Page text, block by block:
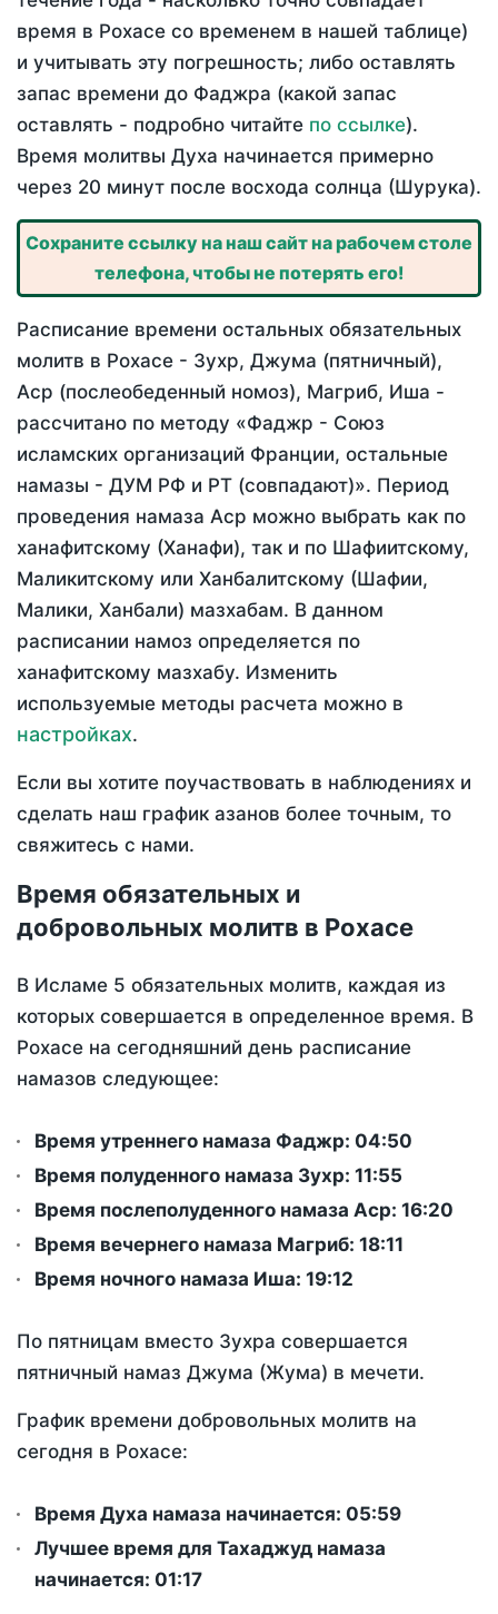
время в Рохасе со временем в нашей таблице)
и учитывать эту погрешность; либо оставлять
запас времени до Фаджра (какой запас
оставлять - подробно читайте по ссылке).
Время молитвы Духа начинается примерно
через 20 минут после восхода солнца (Шурука).
Сохраните ссылку на наш сайт на рабочем столе
телефона, чтобы не потерять его!
Расписание времени остальных обязательных
молитв в Рохасе - Зухр, Джума (пятничный),
Аср (послеобеденный номоз), Магриб, Иша -
рассчитано по методу «Фаджр - Союз
исламских организаций Франции, остальные
намазы - ДУМ РФ и РТ (совпадают)». Период
проведения намаза Аср можно выбрать как по
ханафитскому (Ханафи), так и по Шафиитскому,
Маликитскому или Ханбалитскому (Шафии,
Малики, Ханбали) мазхабам. В данном
расписании намоз определяется по
ханафитскому мазхабу. Изменить
используемые методы расчета можно в
настройках.
Если вы хотите поучаствовать в наблюдениях и
сделать наш график азанов более точным, то
свяжитесь с нами.
Время обязательных и
добровольных молитв в Рохасе
В Исламе 5 обязательных молитв, каждая из
которых совершается в определенное время. В
Рохасе на сегодняшний день расписание
намазов следующее:
Время утреннего намаза Фаджр: 04:50
Время полуденного намаза Зухр: 11:55
Время послеполуденного намаза Аср: 16:20
Время вечернего намаза Магриб: 18:11
Время ночного намаза Иша: 19:12
По пятницам вместо Зухра совершается
пятничный намаз Джума (Жума) в мечети.
График времени добровольных молитв на
сегодня в Рохасе:
Время Духа намаза начинается: 05:59
Лучшее время для Тахаджуд намаза
начинается: 01:17